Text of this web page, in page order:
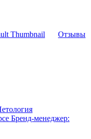
Отзывы
Бренд-менеджер: